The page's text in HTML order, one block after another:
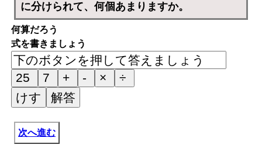
に分けられて、何個あまりますか。
何算だろう
式を書きましょう
次へ進む